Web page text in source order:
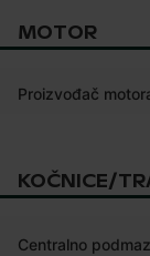
MOTOR
Proizvođač
KOČNICE/
Centralno